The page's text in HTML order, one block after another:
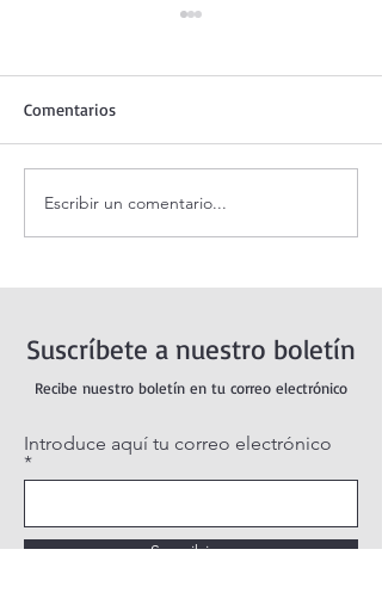
Evangelio de hoy Domingo
16 agosto 2026. ¿Por qué
15,21-28)
Comentarios
Escribir un comentario...
Suscríbete a nuestro boletín
Recibe nuestro boletín en tu correo electrónico
Introduce aquí tu correo electrónico
Suscribirse